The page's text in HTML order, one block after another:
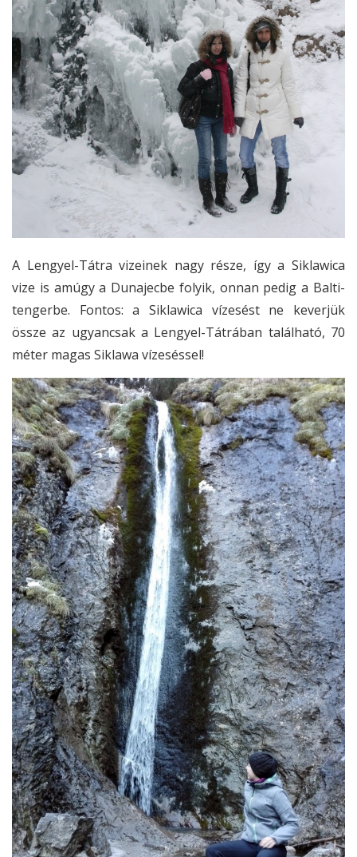
A Lengyel-Tátra vizeinek nagy része, így a Siklawica
vize is amúgy a Dunajecbe folyik, onnan pedig a Balti-
tengerbe. Fontos: a Siklawica vízesést ne keverjük
össze az ugyancsak a Lengyel-Tátrában található, 70
méter magas Siklawa vízeséssel!